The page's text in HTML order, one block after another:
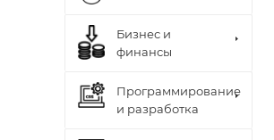
Бизнес и
финансы
Программирование
и разработка